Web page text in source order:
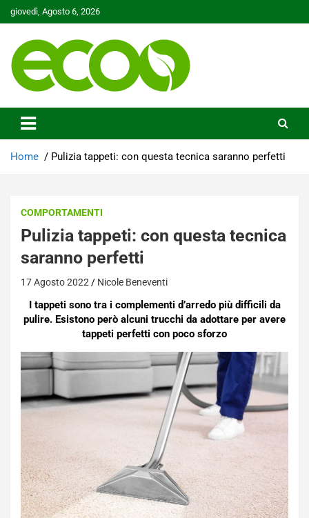
Skip
to
giovedì, Agosto 6, 2026
Ecoo.it
Home Pulizia tappeti: con questa tecnica saranno perfetti
COMPORTAMENTI
Pulizia tappeti: con questa tecnica
saranno perfetti
17 Agosto 2022 Nicole Beneventi
I tappeti sono tra i complementi d’arredo più difficili da
pulire. Esistono però alcuni trucchi da adottare per avere
tappeti perfetti con poco sforzo